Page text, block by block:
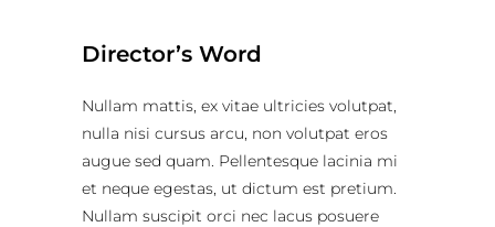
Director’s Word
Nullam mattis, ex vitae ultricies volutpat,
nulla nisi cursus arcu, non volutpat eros
augue sed quam. Pellentesque lacinia mi
et neque egestas, ut dictum est pretium.
Nullam suscipit orci nec lacus posuere